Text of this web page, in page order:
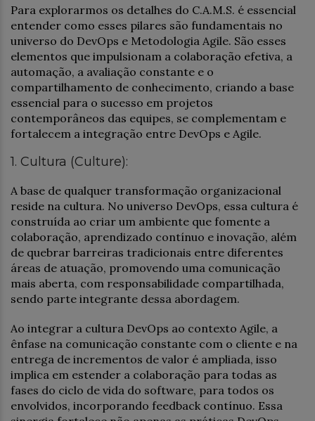
Para explorarmos os detalhes do C.A.M.S. é essencial
entender como esses pilares são fundamentais no
universo do DevOps e Metodologia Agile. São esses
elementos que impulsionam a colaboração efetiva, a
automação, a avaliação constante e o
compartilhamento de conhecimento, criando a base
essencial para o sucesso em projetos
contemporâneos das equipes, se complementam e
fortalecem a integração entre DevOps e Agile.
1. Cultura (Culture):
A base de qualquer transformação organizacional
reside na cultura. No universo DevOps, essa cultura é
construída ao criar um ambiente que fomente a
colaboração, aprendizado contínuo e inovação, além
de quebrar barreiras tradicionais entre diferentes
áreas de atuação, promovendo uma comunicação
mais aberta, com responsabilidade compartilhada,
sendo parte integrante dessa abordagem.
Ao integrar a cultura DevOps ao contexto Agile, a
ênfase na comunicação constante com o cliente e na
entrega de incrementos de valor é ampliada, isso
implica em estender a colaboração para todas as
fases do ciclo de vida do software, para todos os
envolvidos, incorporando feedback contínuo. Essa